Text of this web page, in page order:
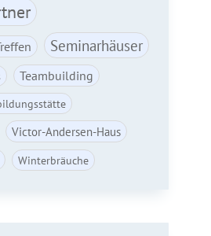
Seminarhäuser
Teambuilding
Victor-Andersen-Haus
Winterbräuche